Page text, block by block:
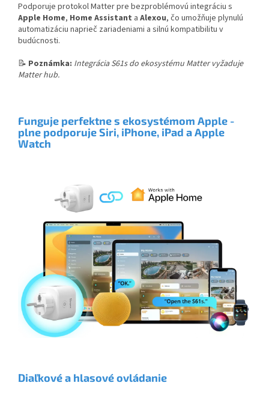
Podporuje protokol Matter pre bezproblémovú integráciu s
Apple Home, Home Assistant a Alexou, čo umožňuje plynulú
automatizáciu naprieč zariadeniami a silnú kompatibilitu v
budúcnosti.
📝 Poznámka: Integrácia S61s do ekosystému Matter vyžaduje
Matter hub.
Funguje perfektne s ekosystémom Apple -
plne podporuje Siri, iPhone, iPad a Apple
Watch
Diaľkové a hlasové ovládanie